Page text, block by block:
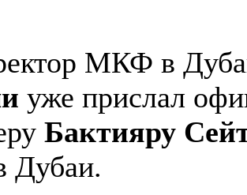
МКФ в
уже прислал
Бактияру
Дубаи.